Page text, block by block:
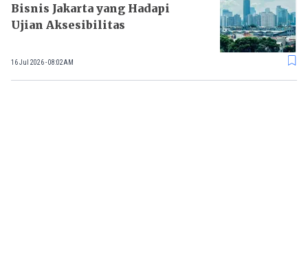
Bisnis Jakarta yang Hadapi
Ujian Aksesibilitas
16 Jul 2026 - 08:02AM